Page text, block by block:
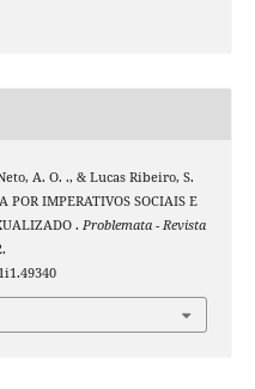
A. O. ., & Lucas Ribeiro, S.
POR IMPERATIVOS SOCIAIS E
. Problemata - Revista